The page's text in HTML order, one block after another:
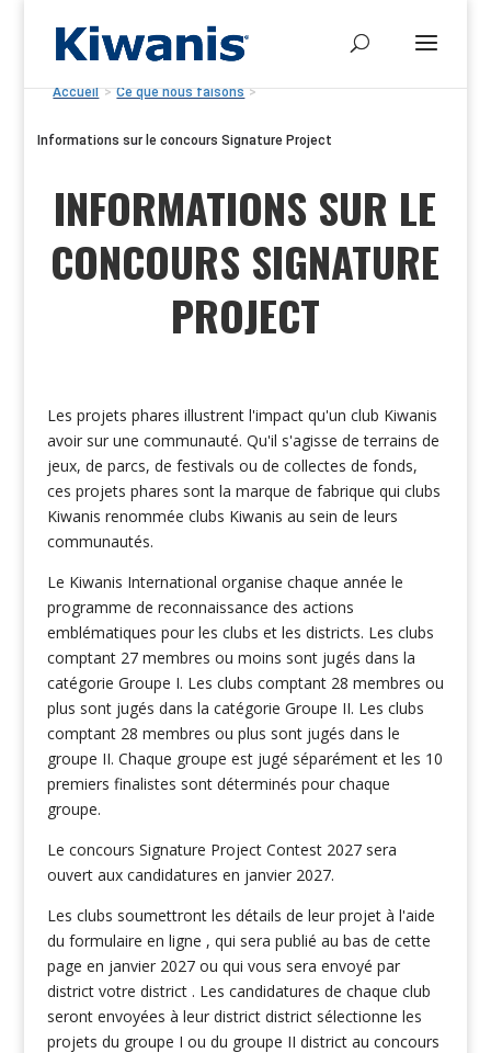
Accueil > Ce que nous faisons >
Informations sur le concours Signature Project
INFORMATIONS SUR LE
CONCOURS SIGNATURE
PROJECT
Les projets phares illustrent l'impact qu'un club Kiwanis
avoir sur une communauté. Qu'il s'agisse de terrains de
jeux, de parcs, de festivals ou de collectes de fonds,
ces projets phares sont la marque de fabrique qui clubs
Kiwanis renommée clubs Kiwanis au sein de leurs
communautés.
Le Kiwanis International organise chaque année le
programme de reconnaissance des actions
emblématiques pour les clubs et les districts. Les clubs
comptant 27 membres ou moins sont jugés dans la
catégorie Groupe I. Les clubs comptant 28 membres ou
plus sont jugés dans la catégorie Groupe II. Les clubs
comptant 28 membres ou plus sont jugés dans le
groupe II. Chaque groupe est jugé séparément et les 10
premiers finalistes sont déterminés pour chaque
groupe.
Le concours Signature Project Contest 2027 sera
ouvert aux candidatures en janvier 2027.
Les clubs soumettront les détails de leur projet à l'aide
du formulaire en ligne , qui sera publié au bas de cette
page en janvier 2027 ou qui vous sera envoyé par
district votre district . Les candidatures de chaque club
seront envoyées à leur district district sélectionne les
projets du groupe I ou du groupe II district au concours